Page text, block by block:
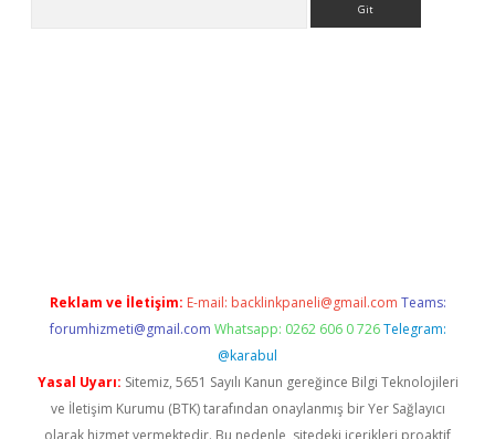
Reklam ve İletişim: E-mail: backlinkpaneli@gmail.com Teams:
forumhizmeti@gmail.com Whatsapp: 0262 606 0 726 Telegram:
@karabul
Yasal Uyarı: Sitemiz, 5651 Sayılı Kanun gereğince Bilgi Teknolojileri
ve İletişim Kurumu (BTK) tarafından onaylanmış bir Yer Sağlayıcı
olarak hizmet vermektedir. Bu nedenle, sitedeki içerikleri proaktif